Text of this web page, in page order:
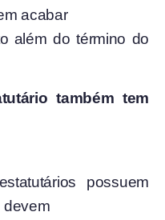
acabar
além do término do
também tem
possuem
devem